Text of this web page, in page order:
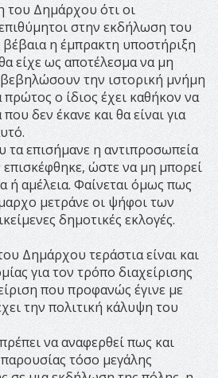
Δημάρχου ότι οι
στην εκδήλωση του
η έμπρακτη υποστήριξη
είχε ως αποτέλεσμα να μη
την ιστορική μνήμη
ο ίδιος έχει καθήκον να
δεν έκανε και θα είναι για
επισήμανε η αντιπροσωπεία
ώστε να μη μπορεί
ή αμέλεια. Φαίνεται όμως πως
μετράνε οι ψήφοι των
δημοτικές εκλογές.
Δημάρχου τεράστια είναι και
για τον τρόπο διαχείρισης
που προφανώς έγινε με
την πολιτική κάλυψη του
να αναφερθεί πως και
τόσο μεγάλης